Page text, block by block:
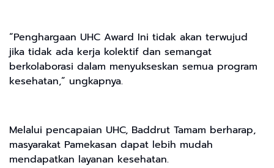
“Penghargaan UHC Award Ini tidak akan terwujud
jika tidak ada kerja kolektif dan semangat
berkolaborasi dalam menyukseskan semua program
kesehatan,” ungkapnya.
Melalui pencapaian UHC, Baddrut Tamam berharap,
masyarakat Pamekasan dapat lebih mudah
mendapatkan layanan kesehatan.